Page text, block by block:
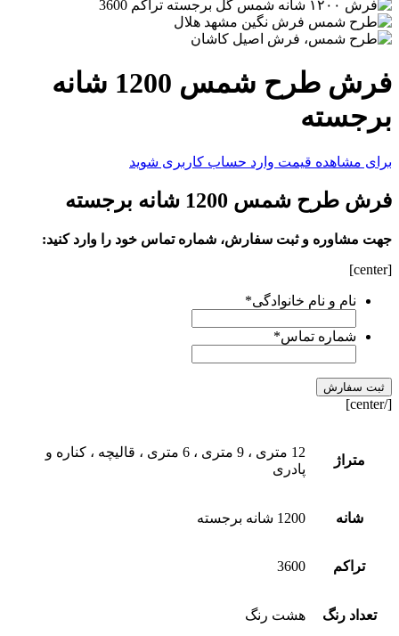
فرش طرح شمس 1200 شانه
برجسته
برای مشاهده قیمت وارد حساب کاربری شوید
فرش طرح شمس 1200 شانه برجسته
جهت مشاوره و ثبت سفارش، شماره تماس خود را وارد کنید:
[center]
نام و نام خانوادگی*
شماره تماس*
[/center]
متراژ
12 متری ، 9 متری ، 6 متری ، قالیچه ، کناره و
پادری
شانه 1200 شانه برجسته
تراکم 3600
تعداد رنگ هشت رنگ